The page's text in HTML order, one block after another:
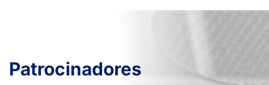
Patrocinadores